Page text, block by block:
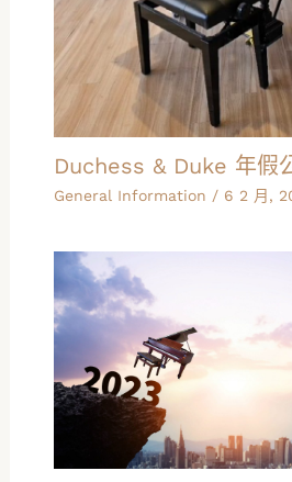
Duchess & Duke 年假
General Information / 6 2 月,